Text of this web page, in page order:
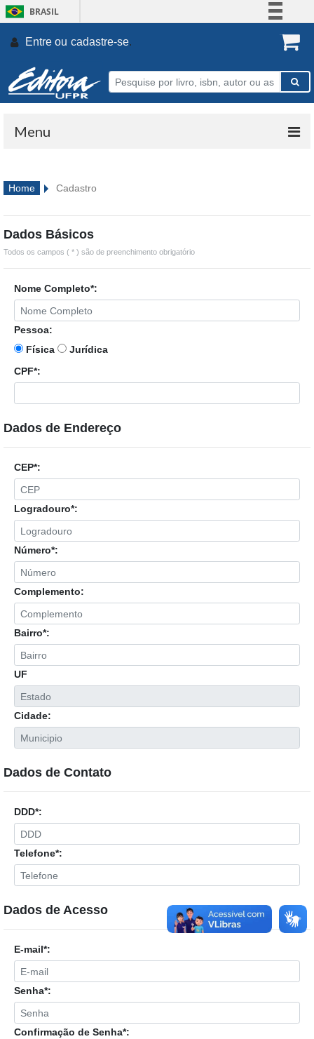
BRASIL
Participe
Entre ou cadastre-se.
Menu
Home Cadastro
Dados Básicos
Todos os campos ( * ) são de preenchimento obrigatório
Nome Completo*:
Pessoa:
Física
Jurídica
CPF*:
Dados de Endereço
CEP*:
Logradouro*:
Número*:
Complemento:
Bairro*:
UF
Cidade:
Dados de Contato
DDD*:
Telefone*:
Dados de Acesso
E-mail*:
Senha*:
Confirmação de Senha*: